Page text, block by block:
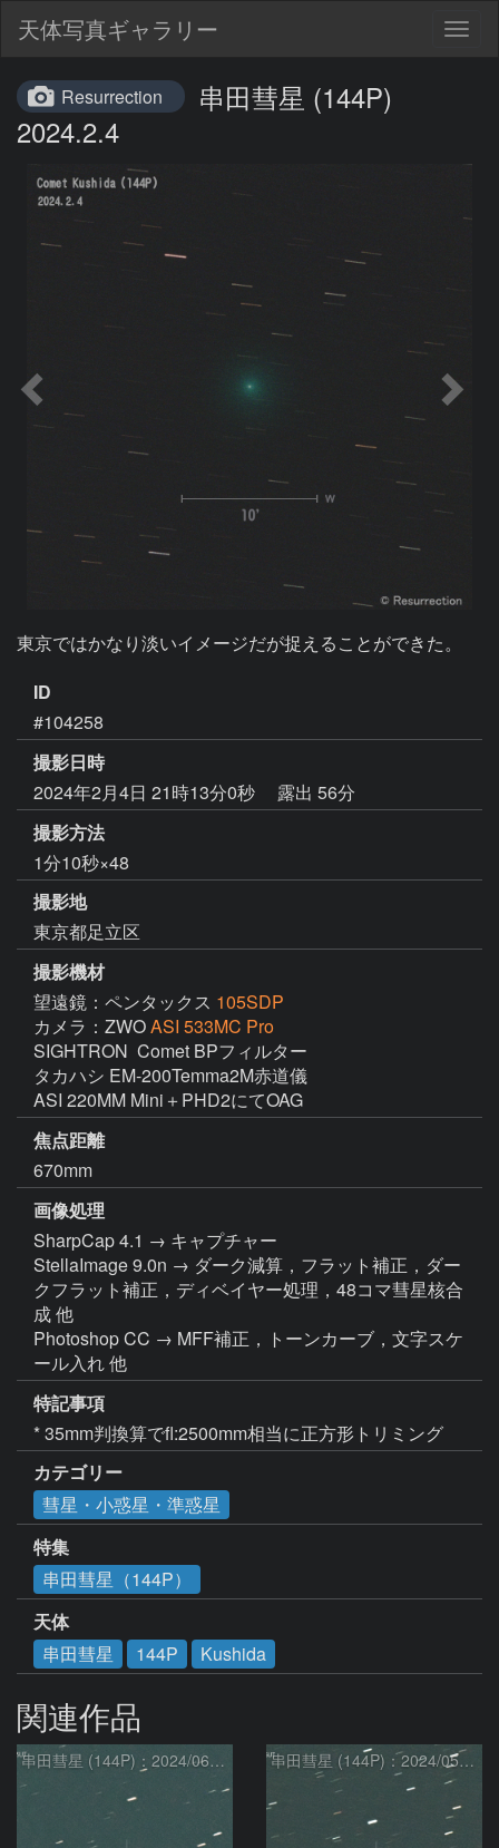
天体写真ギャラリー
Resurrection
串田彗星 (144P)
2024.2.4
東京ではかなり淡いイメージだが捉えることができた。
ID
#104258
撮影日時
2024年2月4日 21時13分0秒
露出 56分
撮影方法
1分10秒×48
撮影地
東京都足立区
撮影機材
望遠鏡：ペンタックス 105SDP
カメラ：ZWOASI 533MC Pro
SIGHTRON  Comet BPフィルター
タカハシ EM-200Temma2M赤道儀
ASI 220MM Mini＋PHD2にてOAG
焦点距離
670mm
画像処理
SharpCap 4.1 → キャプチャー
StellaImage 9.0n → ダーク減算，フラット補正，ダー
クフラット補正，ディベイヤー処理，48コマ彗星核合
成 他
Photoshop CC → MFF補正，トーンカーブ，文字スケ
ール入れ 他
特記事項
* 35mm判換算でfl:2500mm相当に正方形トリミング
カテゴリー
彗星・小惑星・準惑星
特集
串田彗星（144P）
天体
串田彗星
144P Kushida
関連作品
串田彗星 (144P)：2024/06/08 串田彗星 (144P)：2024/05/29